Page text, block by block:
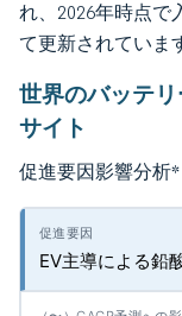
れ、2026年時点で
て更新されていま
世界のバッテ
サイト
促進要因影響分析*
EV主導による鉛